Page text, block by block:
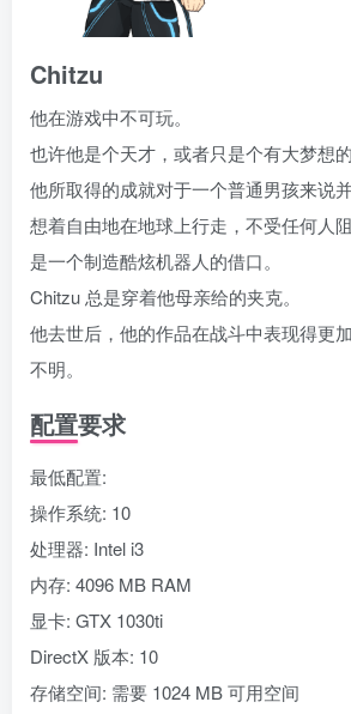
Chitzu
他在游戏中不可玩。
也许他是个天才，或者只是个有大梦想
他所取得的成就对于一个普通男孩来说
想着自由地在地球上行走，不受任何人
是一个制造酷炫机器人的借口。
Chitzu 总是穿着他母亲给的夹克。
他去世后，他的作品在战斗中表现得更
不明。
配置要求
最低配置:
操作系统: 10
处理器: Intel i3
内存: 4096 MB RAM
显卡: GTX 1030ti
DirectX 版本: 10
存储空间: 需要 1024 MB 可用空间